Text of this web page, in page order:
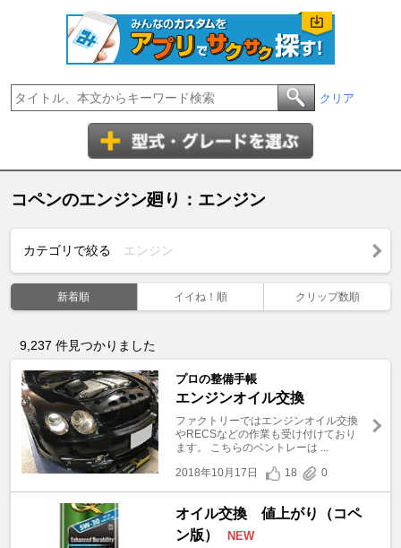
クリア
コペンのエンジン廻り：エンジン
カテゴリで絞る エンジン
新着順 イイね！順 クリップ数順
9,237 件見つかりました
プロの整備手帳
エンジンオイル交換
ファクトリーではエンジンオイル交換
やRECSなどの作業も受け付けており
ます。 こちらのベントレーは ...
2018年10月17日
18 0
オイル交換 値上がり（コペ
ン版）
NEW